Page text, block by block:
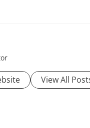
View All